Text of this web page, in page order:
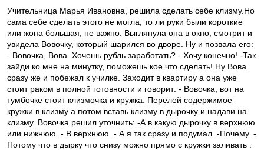
Учительница Марья Ивановна, решила сделать себе клизму.Но
сама себе сделать этого не могла, то ли руки были короткие
или жопа большая, не важно. Выглянула она в окно, смотрит и
увидела Вовочку, который шарился во дворе. Ну и позвала его:
- Вовочка, Вова. Хочешь рубль заработать? - Хочу конечно! -Так
зайди ко мне на минутку, поможешь кое что сделать! Ну Вова
сразу же и побежал к училке. Заходит в квартиру а она уже
стоит раком в полной готовности и говорит: - Вовочка, вот на
тумбочке стоит клизмочка и кружка. Перелей содержимое
кружки в клизму а потом вставь клизму в дырочку и надави на
клизму. Вовочка решил уточнить: -А в какую дырочку в верхнюю
или нижнюю. - В верхнюю. - А я так сразу и подумал. -Почему. -
Потому что в дырку что снизу можно прямо с кружки заливать .